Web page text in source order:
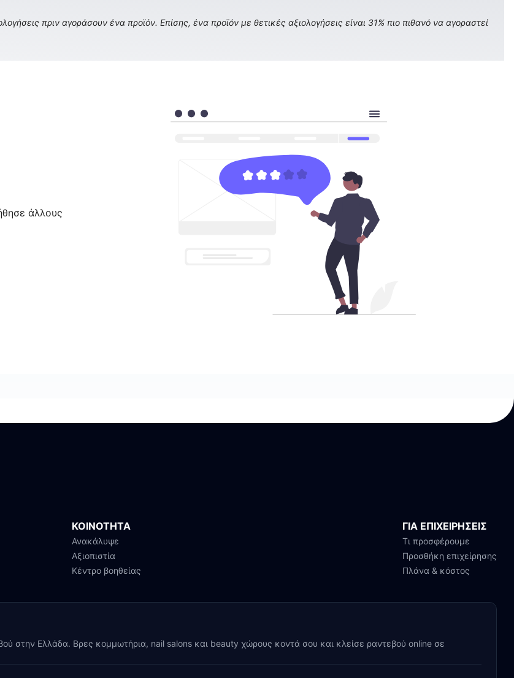
πριν αγοράσουν ένα προϊόν. Επίσης, ένα προϊόν με θετικές αξιολογήσεις είναι 31% πιο πιθανό να αγοραστεί
άλλους
ΚΟΙΝΟΤΗΤΑ
Ανακάλυψε
Αξιοπιστία
Κέντρο βοηθείας
ΓΙΑ ΕΠΙΧΕΙΡΗΣΕΙΣ
Τι προσφέρουμε
Προσθήκη επιχείρησης
Πλάνα & κόστος
στην Ελλάδα. Βρες κομμωτήρια, nail salons και beauty χώρους κοντά σου και κλείσε ραντεβού online σε